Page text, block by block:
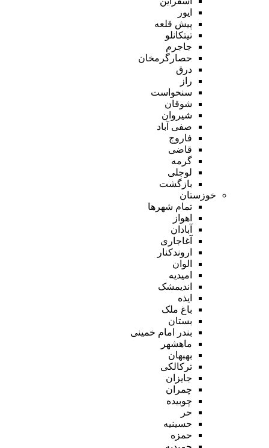
ایور
پیش قلعه
تیتکانلو
جاجرم
حصارگرمخان
درق
راز
سنخواست
شوقان
شیروان
صفی آباد
فاروج
قاضی
گرمه
لوجلی
بازگشت
خوزستان
تمام شهر‌ها
اهواز
آبادان
آغاجاری
اروندکنار
الوان
امیدیه
اندیمشک
ایذه
باغ ملک
بستان
بندر امام خمینی
ماهشهر
بهبهان
ترکالکی
جایزان
چمران
چوبیده
حر
حسینیه
حمزه